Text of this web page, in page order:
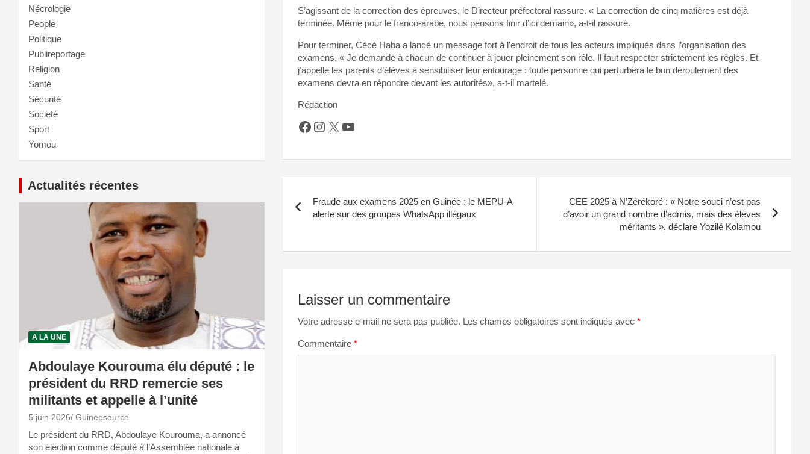
S’agissant de la correction des épreuves, le Directeur préfectoral rassure. « La correction de cinq matières est déjà
terminée. Même pour le franco-arabe, nous pensons finir d’ici demain», a-t-il rassuré.
Pour terminer, Cécé Haba a lancé un message fort à l’endroit de tous les acteurs impliqués dans l’organisation des
examens. « Je demande à chacun de continuer à jouer pleinement son rôle. Il faut respecter strictement les règles. Et
j’appelle les parents d’élèves à sensibiliser leur entourage : toute personne qui perturbera le bon déroulement des
examens devra en répondre devant les autorités», a-t-il martelé.
Rédaction
Facebook
Instagram
X YouTube
de
Fraude aux examens 2025 en Guinée : le MEPU-A
alerte sur des groupes WhatsApp illégaux
CEE 2025 à N’Zérékoré : « Notre souci n’est pas
d’avoir un grand nombre d’admis, mais des élèves
méritants », déclare Yozilé Kolamou
Laisser un commentaire
Votre adresse e-mail ne sera pas publiée. Les champs obligatoires sont indiqués avec *
Commentaire *
Nécrologie
People
Politique
Publireportage
Religion
Santé
Sécurité
Societé
Sport
Yomou
Actualités récentes
A LA UNE
Abdoulaye Kourouma élu député : le
président du RRD remercie ses
militants et appelle à l’unité
5 juin 2026 Guineesource
Le président du RRD, Abdoulaye Kourouma, a annoncé
son élection comme député à l’Assemblée nationale à